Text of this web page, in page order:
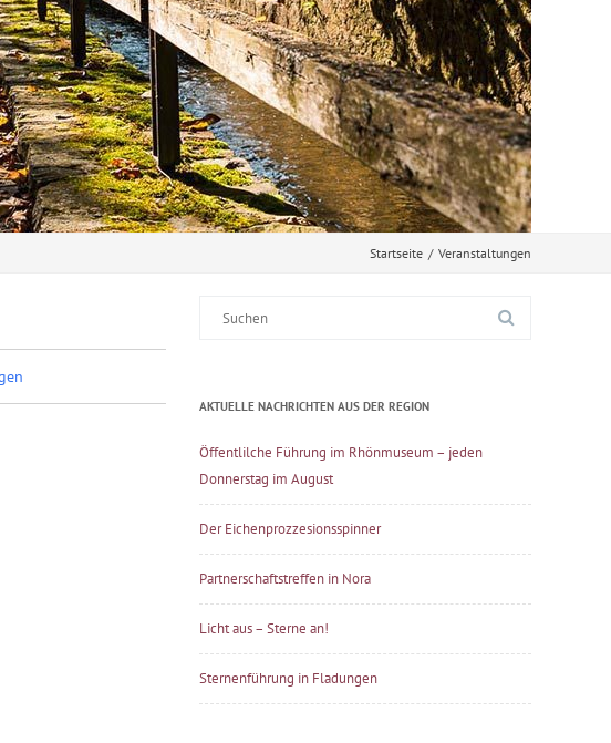
Startseite / Veranstaltungen
AKTUELLE NACHRICHTEN AUS DER REGION
Öffentlilche Führung im Rhönmuseum – jeden
Donnerstag im August
Der Eichenprozzesionsspinner
Partnerschaftstreffen in Nora
Licht aus – Sterne an!
Sternenführung in Fladungen